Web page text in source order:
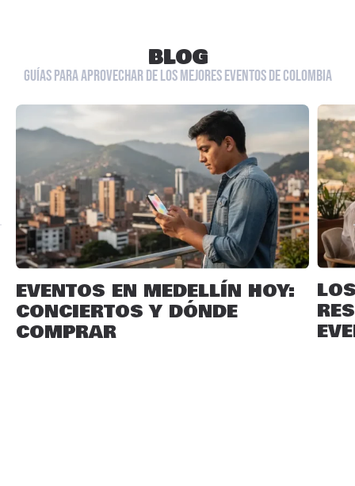
BLOG
GUÍAS PARA APROVECHAR DE LOS MEJORES EVENTOS DE COLOMBIA
EVENTOS EN MEDELLÍN HOY:
CONCIERTOS Y DÓNDE
COMPRAR